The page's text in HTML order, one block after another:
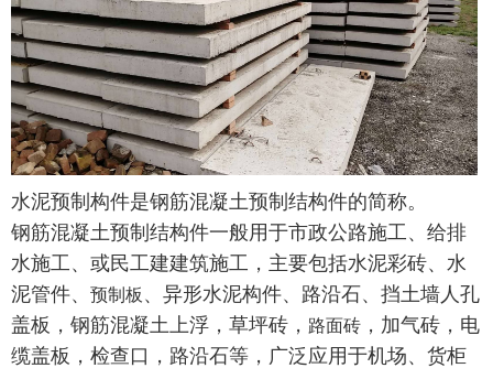
水泥预制构件是钢筋混凝土预制结构件的简称。
钢筋混凝土预制结构件一般用于市政公路施工、给排
水施工、或民工建建筑施工，主要包括水泥彩砖、水
泥管件、 预制板 、异形水泥构件、路沿石、挡土墙人孔
盖板，钢筋混凝土上浮，草坪砖， 路面砖 ，加气砖，电
缆盖板，检查口，路沿石等，广泛应用于机场、货柜